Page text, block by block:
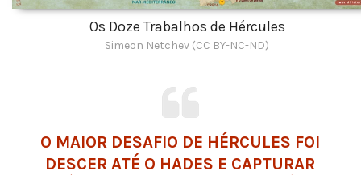
Os Doze Trabalhos de Hércules
Simeon Netchev (CC BY-NC-ND)
O MAIOR DESAFIO DE HÉRCULES FOI
DESCER ATÉ O HADES E CAPTURAR